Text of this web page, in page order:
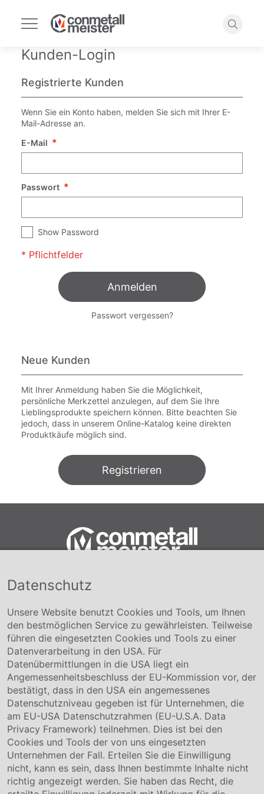
Navigation
umschalten
Suche
Kunden-Login
Registrierte Kunden
Wenn Sie ein Konto haben, melden Sie sich mit Ihrer E-
Mail-Adresse an.
E-Mail
Passwort
Show Password
Anmelden
Passwort vergessen?
Neue Kunden
Mit Ihrer Anmeldung haben Sie die Möglichkeit,
persönliche Merkzettel anzulegen, auf dem Sie Ihre
Lieblingsprodukte speichern können. Bitte beachten Sie
jedoch, dass in unserem Online-Katalog keine direkten
Produktkäufe möglich sind.
Registrieren
Conmetall Meister GmbH
+49 5141-180
info@conmetallmeister.de
www.conmetallmeister.de
Unternehmen
Über uns
Compliance
Hinweisgebersystem
Karriere
Service & Kontakt
Kontakt
Downloads
Garantiebedingungen
Datenschutz
Unsere Website benutzt Cookies und Tools, um Ihnen
den bestmöglichen Service zu gewährleisten. Teilweise
führen die eingesetzten Cookies und Tools zu einer
Datenverarbeitung in den USA. Für
Datenübermittlungen in die USA liegt ein
Angemessenheitsbeschluss der EU-Kommission vor, der
bestätigt, dass in den USA ein angemessenes
Datenschutzniveau gegeben ist für Unternehmen, die
am EU-USA Datenschutzrahmen (EU-U.S.A. Data
Privacy Framework) teilnehmen. Dies ist bei den
Cookies und Tools der von uns eingesetzten
Unternehmen der Fall. Erteilen Sie die Einwilligung
nicht, kann es sein, dass Ihnen bestimmte Inhalte nicht
richtig angezeigt werden. Sie haben das Recht, die